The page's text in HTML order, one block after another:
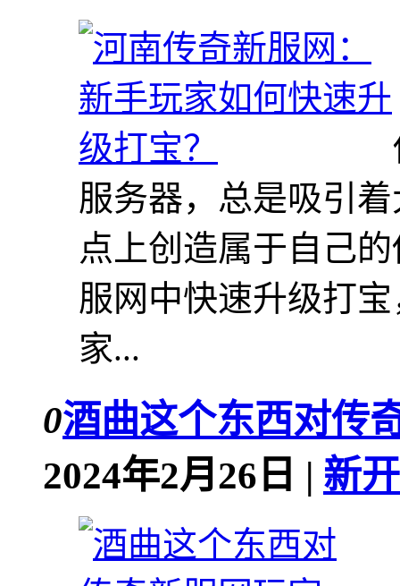
服务器，总是吸引
点上创造属于自己
服网中快速升级打
家...
0酒曲这个东西对传
2024年2月26日 | 新